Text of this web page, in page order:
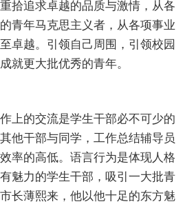
拾追求卓越的品质与激情，从各
青年马克思主义者，从各项事业
卓越。引领自己周围，引领校园
就更大批优秀的青年。
上的交流是学生干部必不可少的
他干部与同学，工作总结辅导员
率的高低。语言行为是体现人格
魅力的学生干部，吸引一大批青
长薄熙来，他以他十足的东方魅